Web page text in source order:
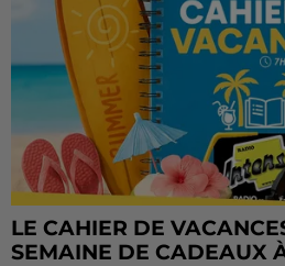
LE CAHIER DE
SEMAINE DE CADEAUX